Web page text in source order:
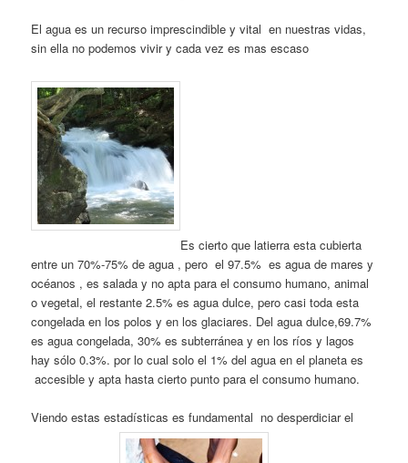
El agua es un recurso imprescindible y vital en nuestras vidas,
sin ella no podemos vivir y cada vez es mas escaso
Es cierto que latierra esta cubierta
entre un 70%-75% de agua , pero el 97.5% es agua de mares y
océanos , es salada y no apta para el consumo humano, animal
o vegetal, el restante 2.5% es agua dulce, pero casi toda esta
congelada en los polos y en los glaciares. Del agua dulce,69.7%
es agua congelada, 30% es subterránea y en los ríos y lagos
hay sólo 0.3%. por lo cual solo el 1% del agua en el planeta es
accesible y apta hasta cierto punto para el consumo humano.
Viendo estas estadísticas es fundamental no desperdiciar el